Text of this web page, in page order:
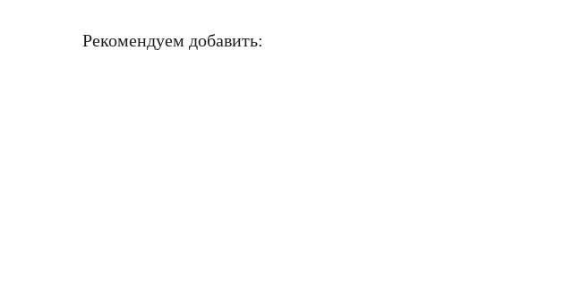
Рекомендуем добавить: